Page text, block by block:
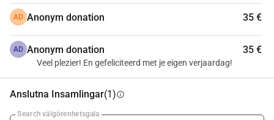
AD Anonym donation 35 €
AD Anonym donation 35 €
Veel plezier! En gefeliciteerd met je eigen verjaardag!
Anslutna Insamlingar(1)info
Search välgörenhetsgala